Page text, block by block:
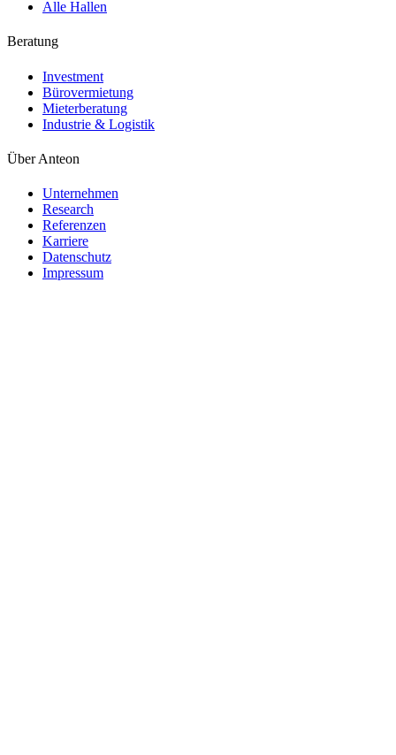
Alle Hallen
Beratung
Investment
Bürovermietung
Mieterberatung
Industrie & Logistik
Über Anteon
Unternehmen
Research
Referenzen
Karriere
Datenschutz
Impressum